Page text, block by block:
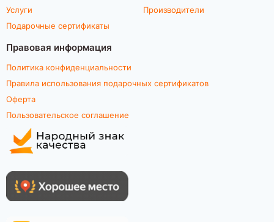
Услуги
Подарочные сертификаты
Производители
Правовая информация
Политика конфиденциальности
Правила использования подарочных сертификатов
Оферта
Пользовательское соглашение